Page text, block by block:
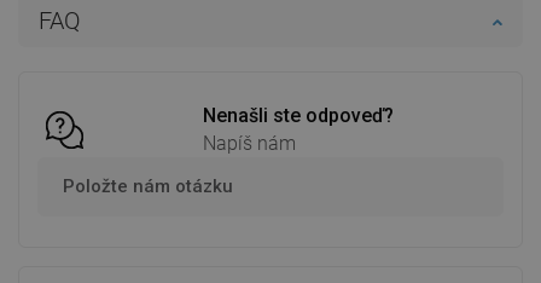
FAQ
Nenašli ste odpoveď?
Napíš nám
Položte nám otázku